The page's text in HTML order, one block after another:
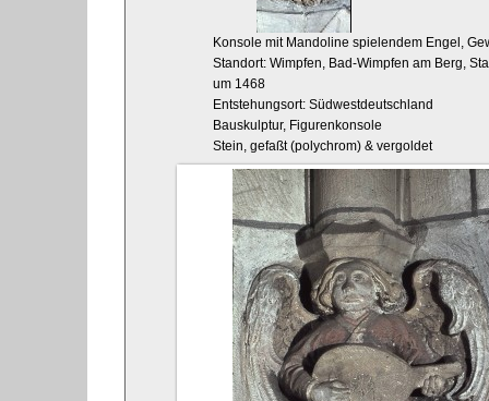
Konsole mit Mandoline spielendem Engel,
Standort: Wimpfen, Bad-Wimpfen am Berg,
um 1468
Entstehungsort: Südwestdeutschland
Bauskulptur, Figurenkonsole
Stein, gefaßt (polychrom) & vergoldet